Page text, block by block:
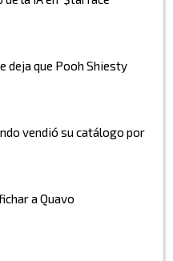
deja que Pooh Shiesty
vendió su catálogo por
a Quavo